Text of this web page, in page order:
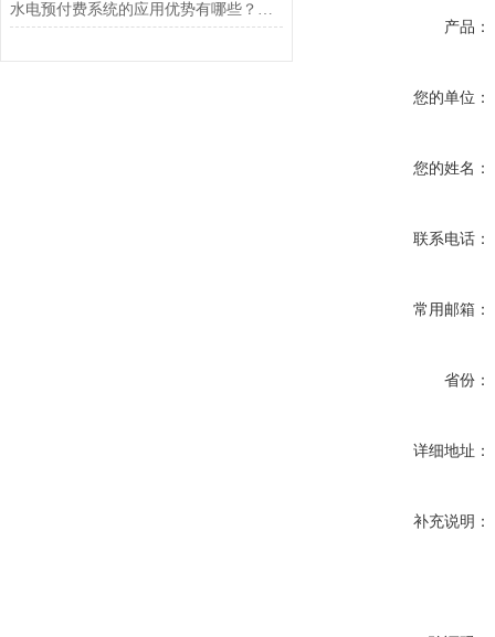
水电预付费系统的应用优势有哪些？这里有详细的介绍推荐
产品：
您的单位：
您的姓名：
联系电话：
常用邮箱：
省份：
详细地址：
补充说明：